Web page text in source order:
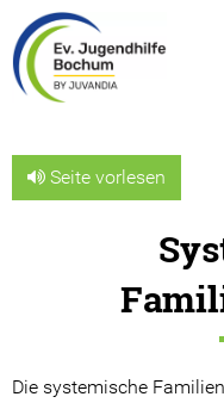
Wir über uns
Seite vorlesen
Die systemische